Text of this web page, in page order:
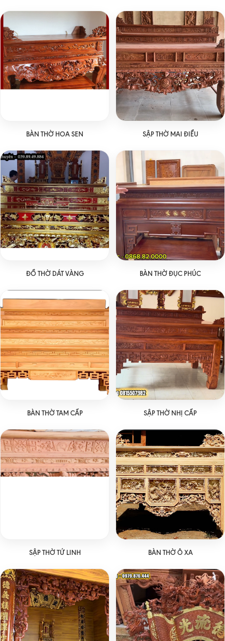
BÀN THỜ HOA SEN SẬP THỜ MAI ĐIỂU
ĐỒ THỜ DÁT VÀNG BÀN THỜ ĐỤC PHÚC
BÀN THỜ TAM CẤP SẬP THỜ NHỊ CẤP
SẬP THỜ TỨ LINH BÀN THỜ Ô XA